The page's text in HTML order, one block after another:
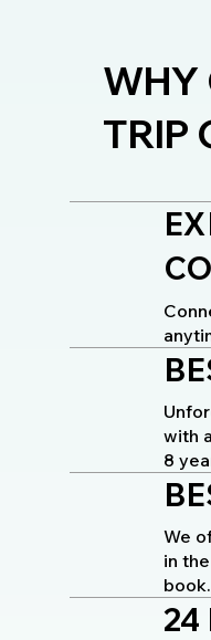
WHY
TRIP
with
8
We
in
book.
24